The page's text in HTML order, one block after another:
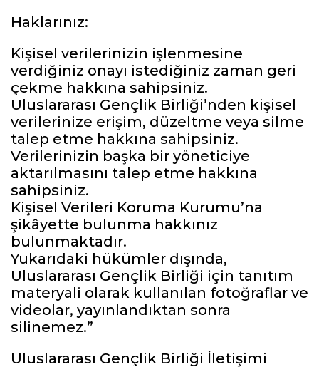
Haklarınız:
Kişisel verilerinizin işlenmesine
verdiğiniz onayı istediğiniz zaman geri
çekme hakkına sahipsiniz.
Uluslararası Gençlik Birliği’nden kişisel
verilerinize erişim, düzeltme veya silme
talep etme hakkına sahipsiniz.
Verilerinizin başka bir yöneticiye
aktarılmasını talep etme hakkına
sahipsiniz.
Kişisel Verileri Koruma Kurumu’na
şikâyette bulunma hakkınız
bulunmaktadır.
Yukarıdaki hükümler dışında,
Uluslararası Gençlik Birliği için tanıtım
materyali olarak kullanılan fotoğraflar ve
videolar, yayınlandıktan sonra
silinemez.”
Uluslararası Gençlik Birliği İletişimi